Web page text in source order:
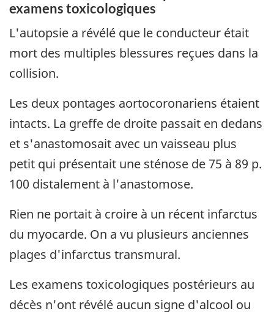
examens toxicologiques
L'autopsie a révélé que le conducteur était
mort des multiples blessures reçues dans la
collision.
Les deux pontages aortocoronariens étaient
intacts. La greffe de droite passait en dedans
et s'anastomosait avec un vaisseau plus
petit qui présentait une sténose de 75 à 89 p.
100 distalement à l'anastomose.
Rien ne portait à croire à un récent infarctus
du myocarde. On a vu plusieurs anciennes
plages d'infarctus transmural.
Les examens toxicologiques postérieurs au
décès n'ont révélé aucun signe d'alcool ou